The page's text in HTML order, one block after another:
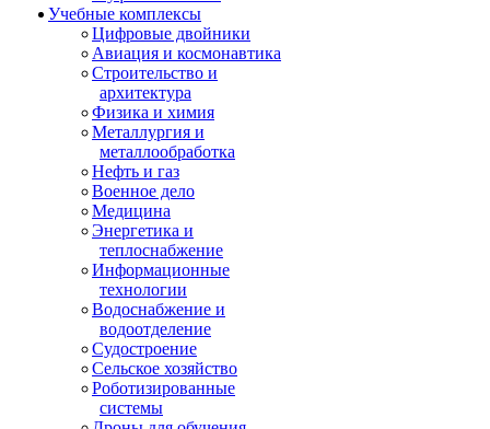
Учебные комплексы
Цифровые двойники
Авиация и космонавтика
Строительство и
архитектура
Физика и химия
Металлургия и
металлообработка
Нефть и газ
Военное дело
Медицина
Энергетика и
теплоснабжение
Информационные
технологии
Водоснабжение и
водоотделение
Судостроение
Сельское хозяйство
Роботизированные
системы